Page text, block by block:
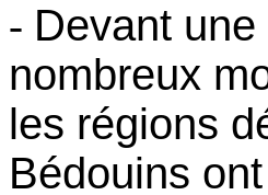
- Devant
nombreux
les régions
Bédouins